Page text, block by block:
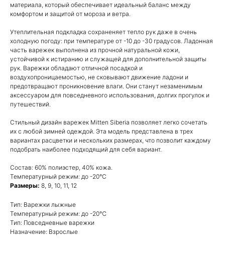
материала, который обеспечивает идеальный баланс между
комфортом и защитой от мороза и ветра.
Утеплительная подкладка сохраненяет тепло рук даже в очень
холодную погоду: при температуре от -10 до -30 градусов. Ладонная
часть варежек выполнена из прочной натуральной кожи,
устойчивой к истиранию и служащей для дополнительной защиты
рук. Варежки обладают отличной посадкой и
воздухопроницаемостью, не сковывают движение ладони и
предотвращают проникновение влаги. Они станут незаменимым
аксессуаром для повседневного использования, долгих прогулок и
путешествий.
Стильный дизайн варежек Mitten Siberia позволяет легко сочетать
их с любой зимней одеждой. Эта модель представлена в трех
вариантах расцветки и нескольких размерах, что позволит каждому
подобрать наиболее подходящий для себя вариант.
Состав: 60% полиэстер, 40% кожа.
Температурный режим: до -20°C
Размеры: 8, 9, 10, 11, 12
Тип: Варежки лыжные
Температурный режим: до -20℃
Тип: Повседневные варежки
Назначение: Взрослые